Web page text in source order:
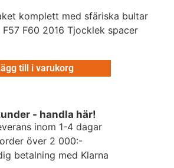
komplett med sfäriska bultar
F60 2016 Tjocklek spacer
till i varukorg
- handla här!
inom 1-4 dagar
över 2 000:-
betalning med Klarna